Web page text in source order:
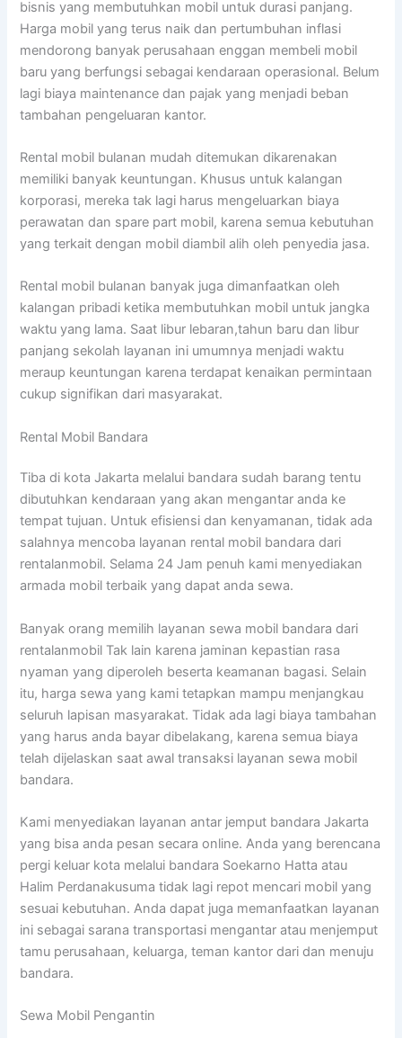
bisnis yang membutuhkan mobil untuk durasi panjang.
Harga mobil yang terus naik dan pertumbuhan inflasi
mendorong banyak perusahaan enggan membeli mobil
baru yang berfungsi sebagai kendaraan operasional. Belum
lagi biaya maintenance dan pajak yang menjadi beban
tambahan pengeluaran kantor.
Rental mobil bulanan mudah ditemukan dikarenakan
memiliki banyak keuntungan. Khusus untuk kalangan
korporasi, mereka tak lagi harus mengeluarkan biaya
perawatan dan spare part mobil, karena semua kebutuhan
yang terkait dengan mobil diambil alih oleh penyedia jasa.
Rental mobil bulanan banyak juga dimanfaatkan oleh
kalangan pribadi ketika membutuhkan mobil untuk jangka
waktu yang lama. Saat libur lebaran,tahun baru dan libur
panjang sekolah layanan ini umumnya menjadi waktu
meraup keuntungan karena terdapat kenaikan permintaan
cukup signifikan dari masyarakat.
Rental Mobil Bandara
Tiba di kota Jakarta melalui bandara sudah barang tentu
dibutuhkan kendaraan yang akan mengantar anda ke
tempat tujuan. Untuk efisiensi dan kenyamanan, tidak ada
salahnya mencoba layanan rental mobil bandara dari
rentalanmobil. Selama 24 Jam penuh kami menyediakan
armada mobil terbaik yang dapat anda sewa.
Banyak orang memilih layanan sewa mobil bandara dari
rentalanmobil Tak lain karena jaminan kepastian rasa
nyaman yang diperoleh beserta keamanan bagasi. Selain
itu, harga sewa yang kami tetapkan mampu menjangkau
seluruh lapisan masyarakat. Tidak ada lagi biaya tambahan
yang harus anda bayar dibelakang, karena semua biaya
telah dijelaskan saat awal transaksi layanan sewa mobil
bandara.
Kami menyediakan layanan antar jemput bandara Jakarta
yang bisa anda pesan secara online. Anda yang berencana
pergi keluar kota melalui bandara Soekarno Hatta atau
Halim Perdanakusuma tidak lagi repot mencari mobil yang
sesuai kebutuhan. Anda dapat juga memanfaatkan layanan
ini sebagai sarana transportasi mengantar atau menjemput
tamu perusahaan, keluarga, teman kantor dari dan menuju
bandara.
Sewa Mobil Pengantin